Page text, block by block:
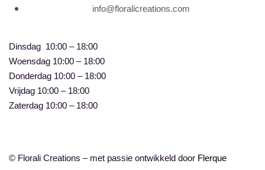
info@floralicreations.com
Dinsdag 10:00 – 18:00
Woensdag 10:00 – 18:00
Donderdag 10:00 – 18:00
Vrijdag 10:00 – 18:00
Zaterdag 10:00 – 18:00
© Florali Creations – met passie ontwikkeld door Flerque